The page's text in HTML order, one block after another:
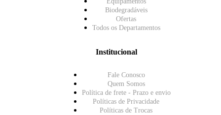
Biodegradáveis
Ofertas
Todos os Departamentos
Institucional
Fale Conosco
Quem Somos
Política de frete - Prazo e envio
Políticas de Privacidade
Políticas de Trocas